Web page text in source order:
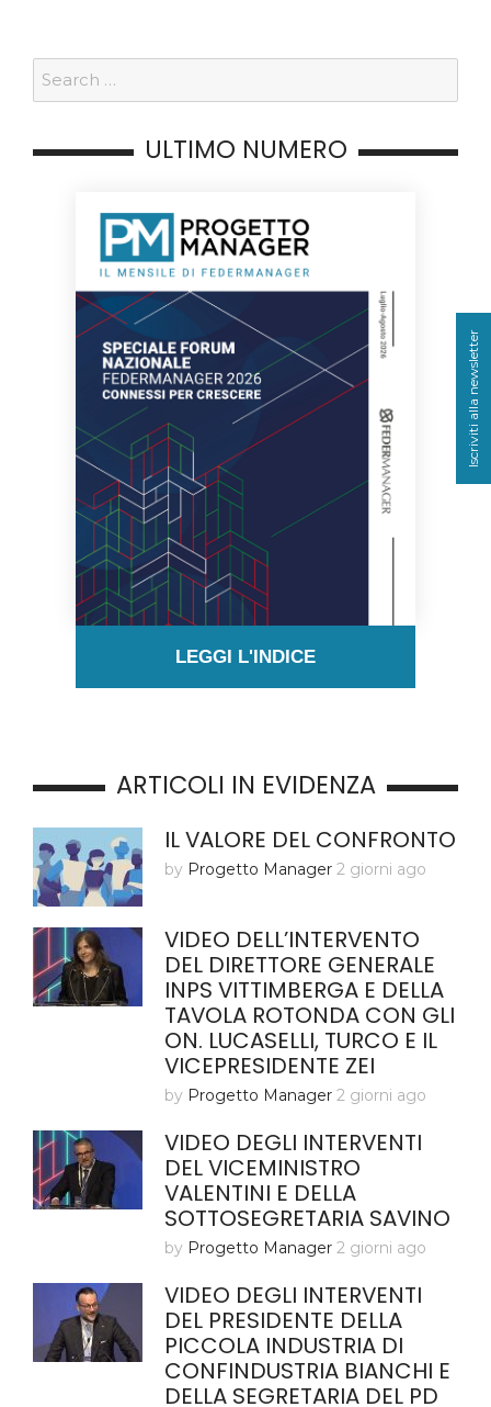
ULTIMO NUMERO
LEGGI L'INDICE
ARTICOLI IN EVIDENZA
IL VALORE DEL CONFRONTO
by Progetto Manager 2 giorni ago
VIDEO DELL’INTERVENTO
DEL DIRETTORE GENERALE
INPS VITTIMBERGA E DELLA
TAVOLA ROTONDA CON GLI
ON. LUCASELLI, TURCO E IL
VICEPRESIDENTE ZEI
by Progetto Manager 2 giorni ago
VIDEO DEGLI INTERVENTI
DEL VICEMINISTRO
VALENTINI E DELLA
SOTTOSEGRETARIA SAVINO
by Progetto Manager 2 giorni ago
VIDEO DEGLI INTERVENTI
DEL PRESIDENTE DELLA
PICCOLA INDUSTRIA DI
CONFINDUSTRIA BIANCHI E
DELLA SEGRETARIA DEL PD
Iscriviti alla newsletter